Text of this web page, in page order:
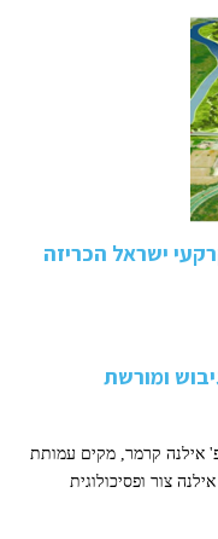
ישראל הכריזה
ומורשת